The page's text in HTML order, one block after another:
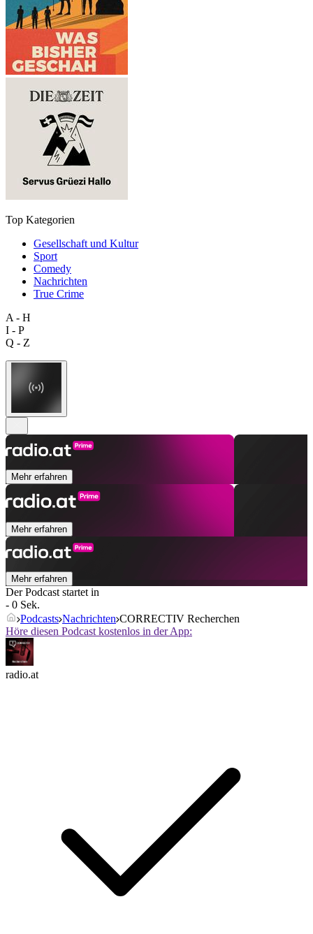
Top Kategorien
Gesellschaft und Kultur
Sport
Comedy
Nachrichten
True Crime
A - H
I - P
Q - Z
Mehr erfahren
Mehr erfahren
Mehr erfahren
Der Podcast startet in
- 0 Sek.
Podcasts Nachrichten CORRECTIV Recherchen
Höre diesen Podcast kostenlos in der App:
radio.at